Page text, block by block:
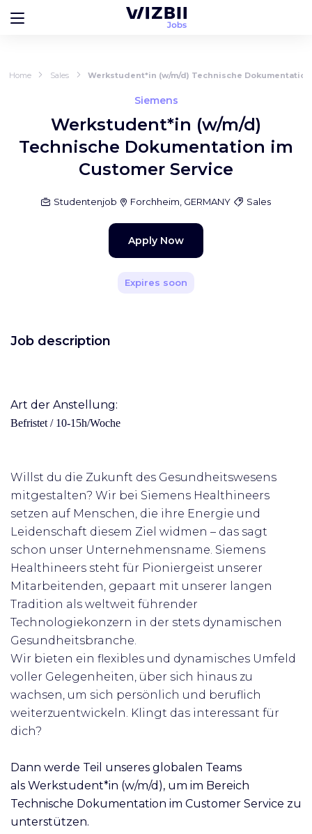
Home Sales Werkstudent*in (w/m/d) Technische
Siemens
Werkstudent*in (w/m/d)
Technische Dokumentation im
Customer Service
Studentenjob Forchheim, GERMANY Sales
Apply Now
Expires soon
Job description
Art der Anstellung:
Befristet / 10-15h/Woche
Willst du die Zukunft des Gesundheitswesens
mitgestalten? Wir bei Siemens Healthineers
setzen auf Menschen, die ihre Energie und
Leidenschaft diesem Ziel widmen – das sagt
schon unser Unternehmensname. Siemens
Healthineers steht für Pioniergeist unserer
Mitarbeitenden, gepaart mit unserer langen
Tradition als weltweit führender
Technologiekonzern in der stets dynamischen
Gesundheitsbranche.
Wir bieten ein flexibles und dynamisches Umfeld
voller Gelegenheiten, über sich hinaus zu
wachsen, um sich persönlich und beruflich
weiterzuentwickeln. Klingt das interessant für
dich?
Dann werde Teil unseres globalen Teams
als Werkstudent*in (w/m/d), um im Bereich
Technische Dokumentation im Customer Service zu
unterstützen.